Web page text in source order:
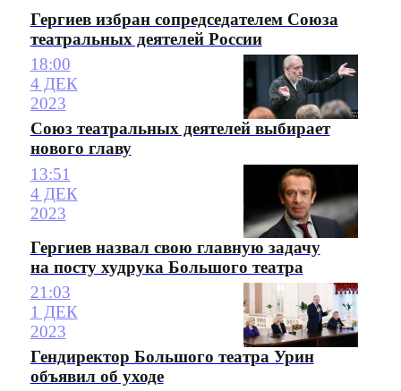
Гергиев избран сопредседателем Союза
театральных деятелей России
18:00
4 ДЕК
2023
Союз театральных деятелей выбирает
нового главу
13:51
4 ДЕК
2023
Гергиев назвал свою главную задачу
на посту худрука Большого театра
21:03
1 ДЕК
2023
Гендиректор Большого театра Урин
объявил об уходе